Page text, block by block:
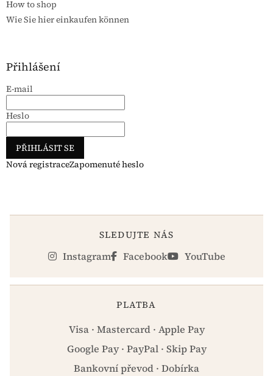
How to shop
Wie Sie hier einkaufen können
Přihlášení
E-mail
Heslo
PŘIHLÁSIT SE
Nová registraceZapomenuté heslo
SLEDUJTE NÁS
Instagram Facebook YouTube
PLATBA
Visa · Mastercard · Apple Pay
Google Pay · PayPal · Skip Pay
Bankovní převod · Dobírka